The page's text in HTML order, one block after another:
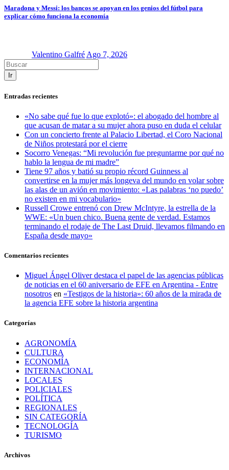
Maradona y Messi: los bancos se apoyan en los genios del fútbol para
explicar cómo funciona la economía
Valentino GalfréAgo 7, 2026
Ir
Entradas recientes
«No sabe qué fue lo que explotó»: el abogado del hombre al
que acusan de matar a su mujer ahora puso en duda el celular
Con un concierto frente al Palacio Libertad, el Coro Nacional
de Niños protestará por el cierre
Socorro Venegas: “Mi revolución fue preguntarme por qué no
hablo la lengua de mi madre”
Tiene 97 años y batió su propio récord Guinness al
convertirse en la mujer más longeva del mundo en volar sobre
las alas de un avión en movimiento: «Las palabras ‘no puedo’
no existen en mi vocabulario»
Russell Crowe entrenó con Drew McIntyre, la estrella de la
WWE: «Un buen chico. Buena gente de verdad. Estamos
terminando el rodaje de The Last Druid, llevamos filmando en
España desde mayo»
Comentarios recientes
Miguel Ángel Oliver destaca el papel de las agencias públicas
de noticias en el 60 aniversario de EFE en Argentina - Entre
nosotros en «Testigos de la historia»: 60 años de la mirada de
la agencia EFE sobre la historia argentina
Categorías
AGRONOMÍA
CULTURA
ECONOMÍA
INTERNACIONAL
LOCALES
POLICIALES
POLÍTICA
REGIONALES
SIN CATEGORÍA
TECNOLOGÍA
TURISMO
Archivos